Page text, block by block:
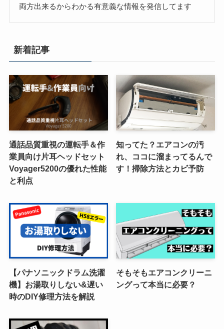
両方出来るからわかる有意義な情報を発信してます
新着記事
通話品質重視の運転手＆作
業員向け片耳ヘッドセット
Voyager5200の優れた性能
と利点
知ってた？エアコンの汚
れ、ココに溜まってるんで
す！掃除方法とカビ予防
【パナソニックドラム洗濯
機】お湯取りしない&遅い
時のDIY修理方法を解説
そもそもエアコンクリーニ
ングって本当に必要？